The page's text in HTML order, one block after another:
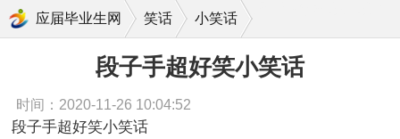
应届毕业生网 笑话 小笑话
段子手超好笑小笑话
时间：2020-11-26 10:04:52
段子手超好笑小笑话